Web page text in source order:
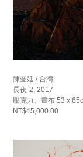
陳奎延 / 台灣
長夜-2, 2017
壓克力、畫布 53 x
NT$45,000.00